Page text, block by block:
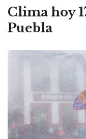
Clima hoy
Puebla